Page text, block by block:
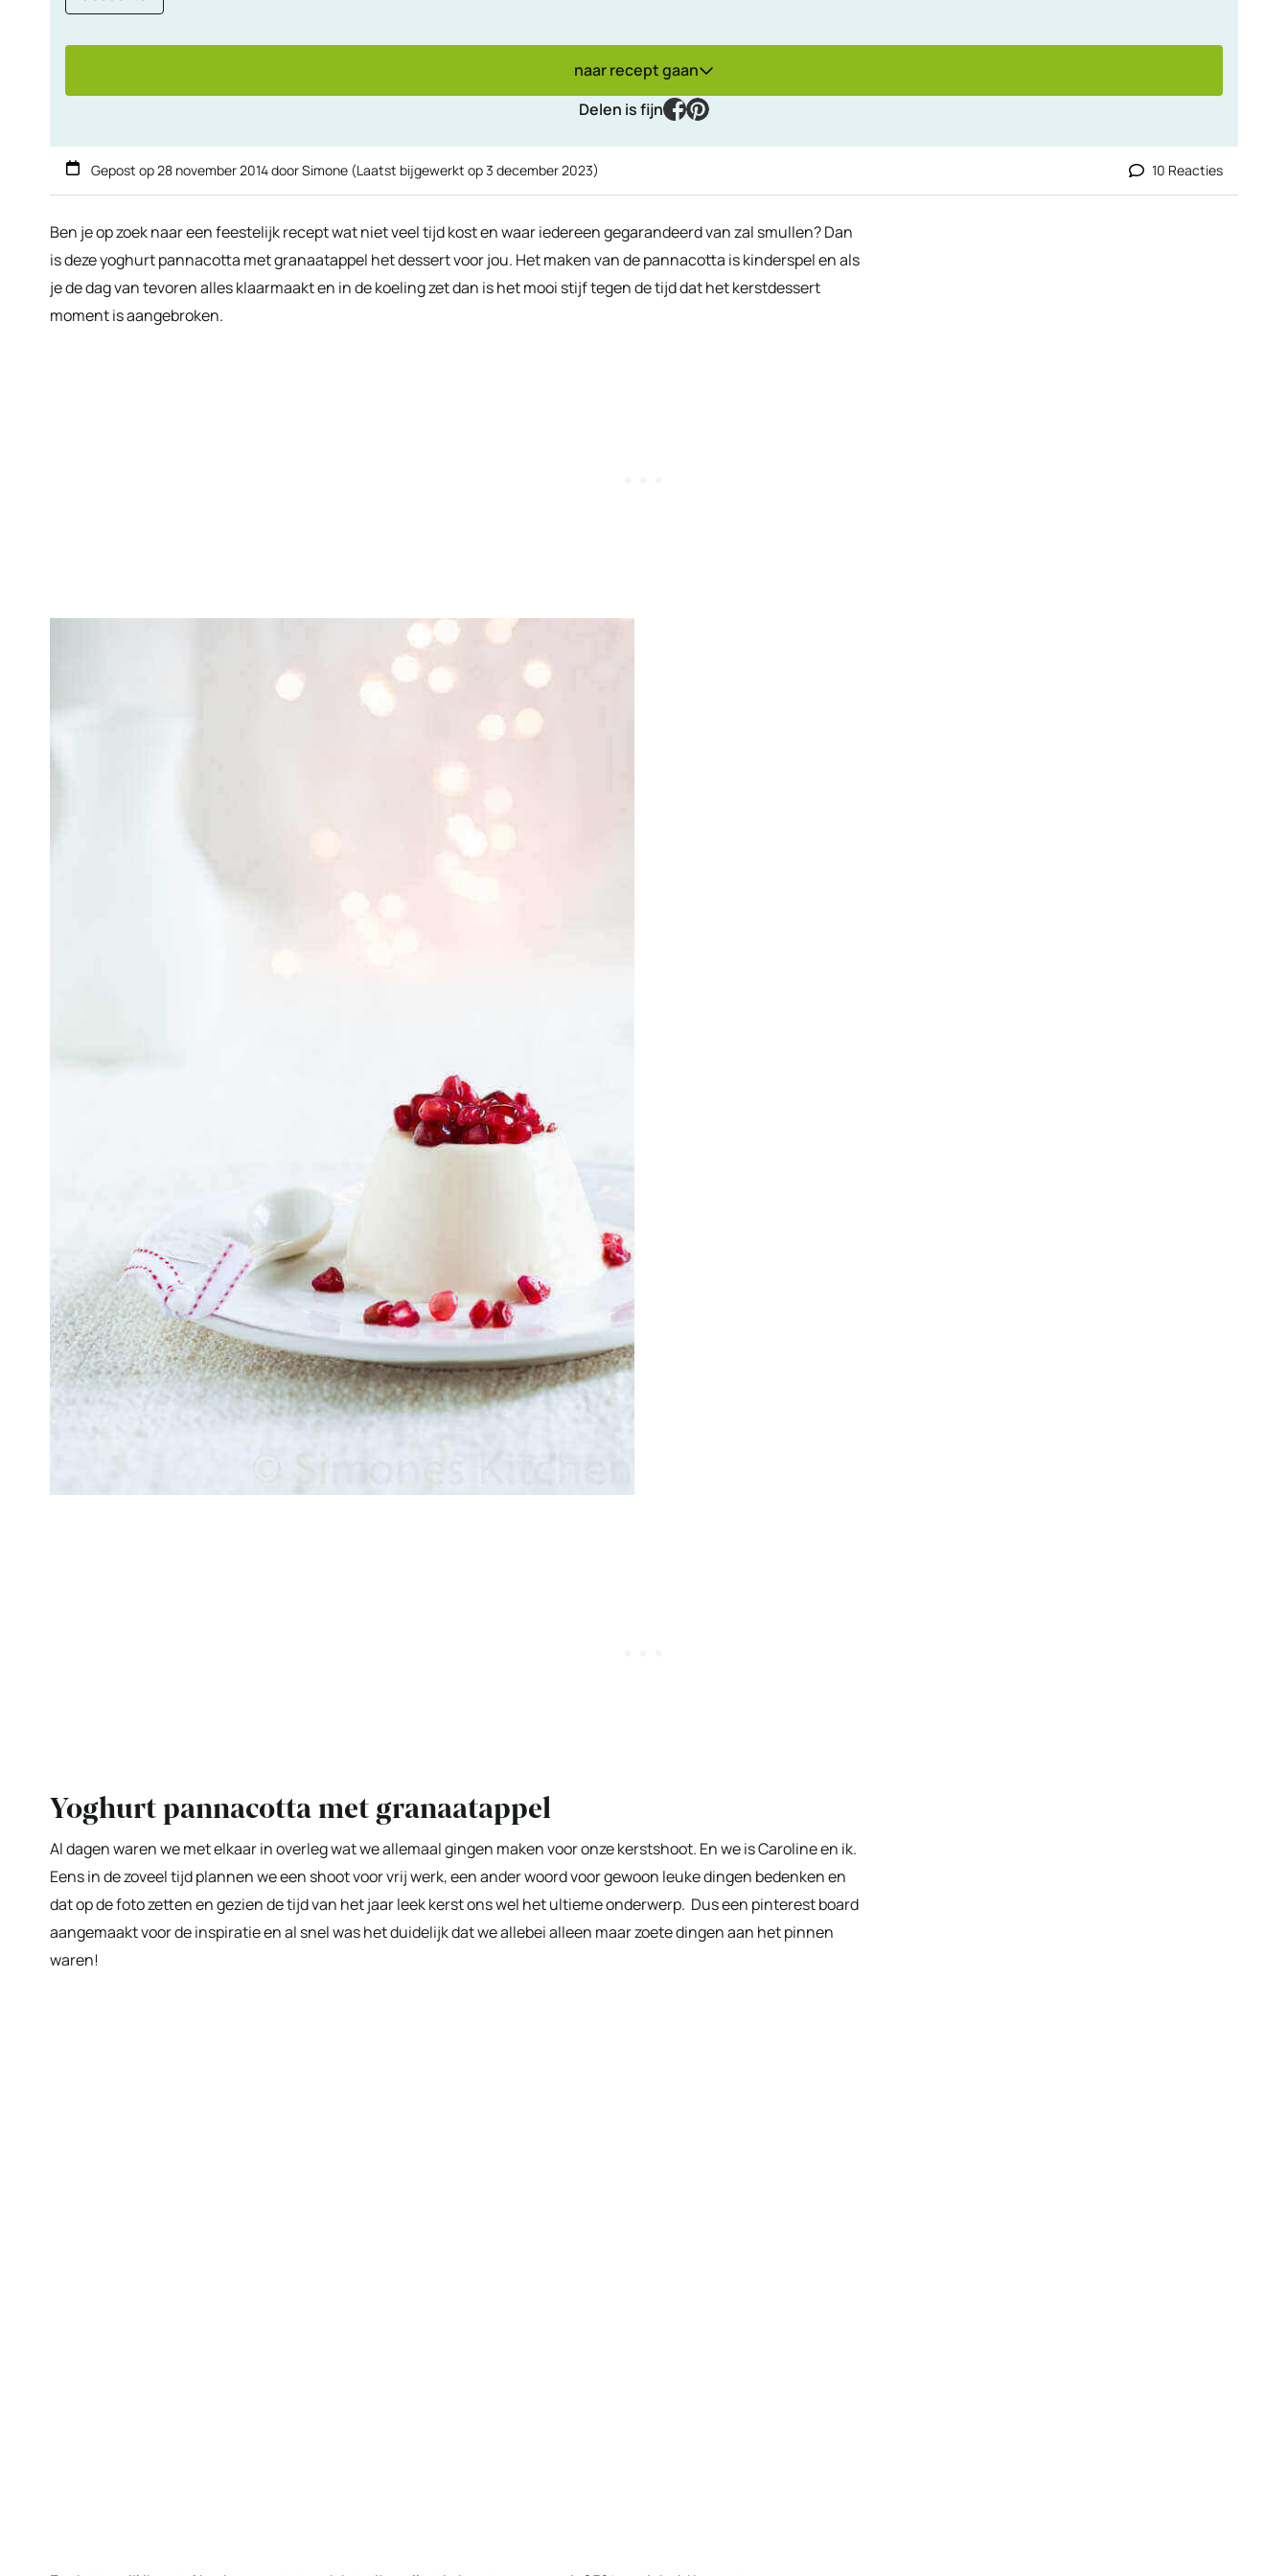
naar recept gaan
Delen is fijn
facebook
pinterest
Gepost op28 november 2014doorSimone (Laatst bijgewerkt op3 december 2023) 10 Reacties
Ben je op zoek naar een feestelijk recept wat niet veel tijd kost en waar iedereen gegarandeerd van zal smullen? Dan
is deze yoghurt pannacotta met granaatappel het dessert voor jou. Het maken van de pannacotta is kinderspel en als
je de dag van tevoren alles klaarmaakt en in de koeling zet dan is het mooi stijf tegen de tijd dat het kerstdessert
moment is aangebroken.
Yoghurt pannacotta met granaatappel
Al dagen waren we met elkaar in overleg wat we allemaal gingen maken voor onze kerstshoot. En we is Caroline en ik.
Eens in de zoveel tijd plannen we een shoot voor vrij werk, een ander woord voor gewoon leuke dingen bedenken en
dat op de foto zetten en gezien de tijd van het jaar leek kerst ons wel het ultieme onderwerp. Dus een pinterest board
aangemaakt voor de inspiratie en al snel was het duidelijk dat we allebei alleen maar zoete dingen aan het pinnen
waren!